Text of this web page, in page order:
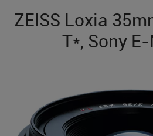
ZEISS Loxia
T*, Sony